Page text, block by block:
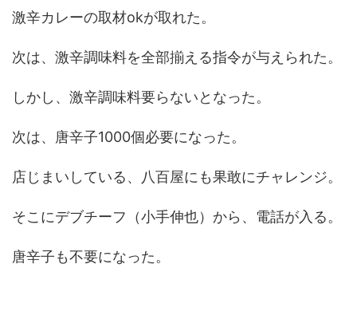
激辛カレーの取材okが取れた。
次は、激辛調味料を全部揃える指令が与えられた。
しかし、激辛調味料要らないとなった。
次は、唐辛子1000個必要になった。
店じまいしている、八百屋にも果敢にチャレンジ。
そこにデブチーフ（小手伸也）から、電話が入る。
唐辛子も不要になった。